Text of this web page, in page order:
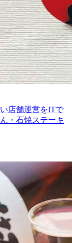
店舗運営をITで
・石焼ステーキ